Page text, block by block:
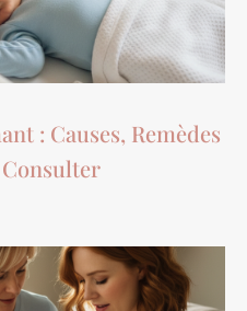
: Causes, Remèdes